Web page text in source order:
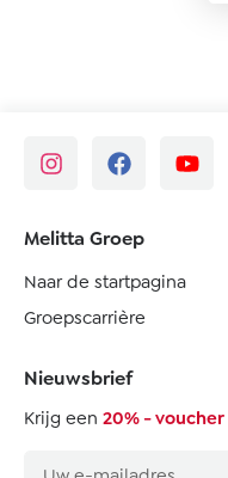
Melitta Groep
Naar de startpagina
Groepscarrière
Nieuwsbrief
Krijg een 20% - voucher